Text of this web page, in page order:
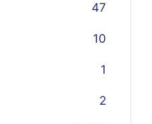
47
10
1
2